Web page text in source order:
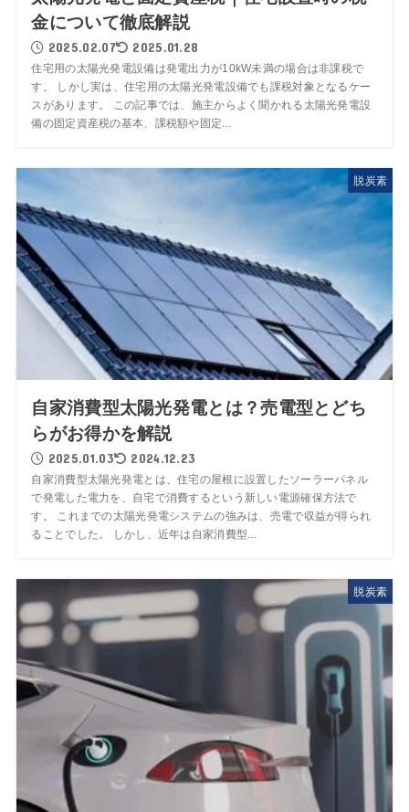
金について徹底解説
2025.02.07 2025.01.28
住宅用の太陽光発電設備は発電出力が10kW未満の場合は非課税で
す。 しかし実は、住宅用の太陽光発電設備でも課税対象となるケー
スがあります。 この記事では、施主からよく聞かれる太陽光発電設
備の固定資産税の基本、課税額や固定...
脱炭素
自家消費型太陽光発電とは？売電型とどち
らがお得かを解説
2025.01.03 2024.12.23
自家消費型太陽光発電とは、住宅の屋根に設置したソーラーパネル
で発電した電力を、自宅で消費するという新しい電源確保方法で
す。 これまでの太陽光発電システムの強みは、売電で収益が得られ
ることでした。 しかし、近年は自家消費型...
脱炭素